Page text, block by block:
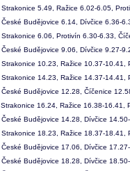
Strakonice 5.49, Ražice 6.02-6.05,
České Budějovice 6.14, Dívčice 6.36-
Strakonice 6.06, Protivín 6.30-6.33,
České Budějovice 9.06, Dívčice 9.27-
Strakonice 10.23, Ražice 10.37-10.41,
Strakonice 14.23, Ražice 14.37-14.41,
České Budějovice 12.28, Číčenice
Strakonice 16.24, Ražice 16.38-16.41,
České Budějovice 14.28, Dívčice
Strakonice 18.23, Ražice 18.37-18.41,
České Budějovice 17.06, Dívčice
České Budějovice 18.28, Dívčice